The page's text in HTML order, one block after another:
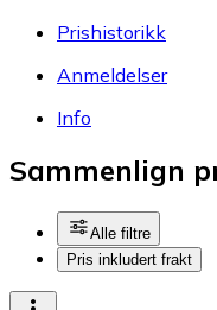
Prishistorikk
Anmeldelser
Info
Sammenlign
Alle filtre
Pris inkludert frakt